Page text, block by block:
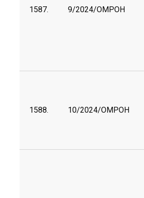
1587. 9/2024/OMPOH
1588. 10/2024/OMPOH